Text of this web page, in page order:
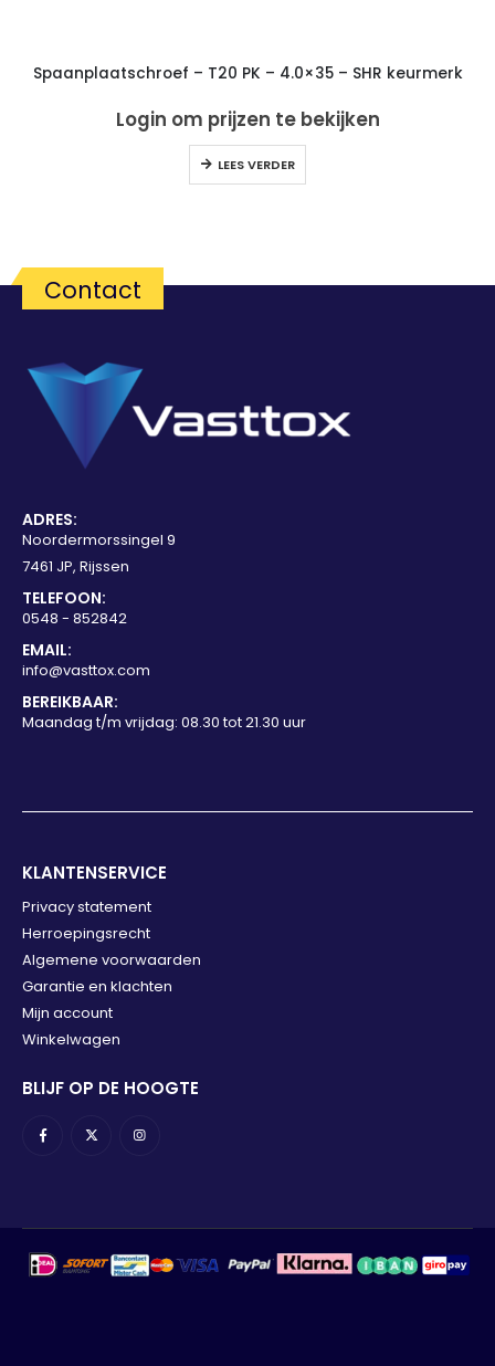
Spaanplaatschroef – T20 PK – 4.0×35 – SHR keurmerk
Login om prijzen te bekijken
LEES VERDER
Contact
ADRES:
Noordermorssingel 9
7461 JP, Rijssen
TELEFOON:
0548 - 852842
EMAIL:
info@vasttox.com
BEREIKBAAR:
Maandag t/m vrijdag: 08.30 tot 21.30 uur
KLANTENSERVICE
Privacy statement
Herroepingsrecht
Algemene voorwaarden
Garantie en klachten
Mijn account
Winkelwagen
BLIJF OP DE HOOGTE